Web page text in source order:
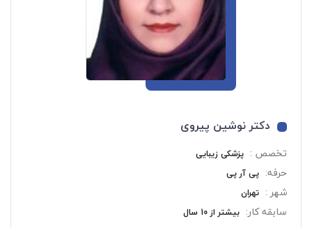
دکتر نوشین پیروی
تخصص : پزشکی زیبایی
حرفه: پی آر پی
شهر : تهران
سابقه کار: بیشتر از 10 سال